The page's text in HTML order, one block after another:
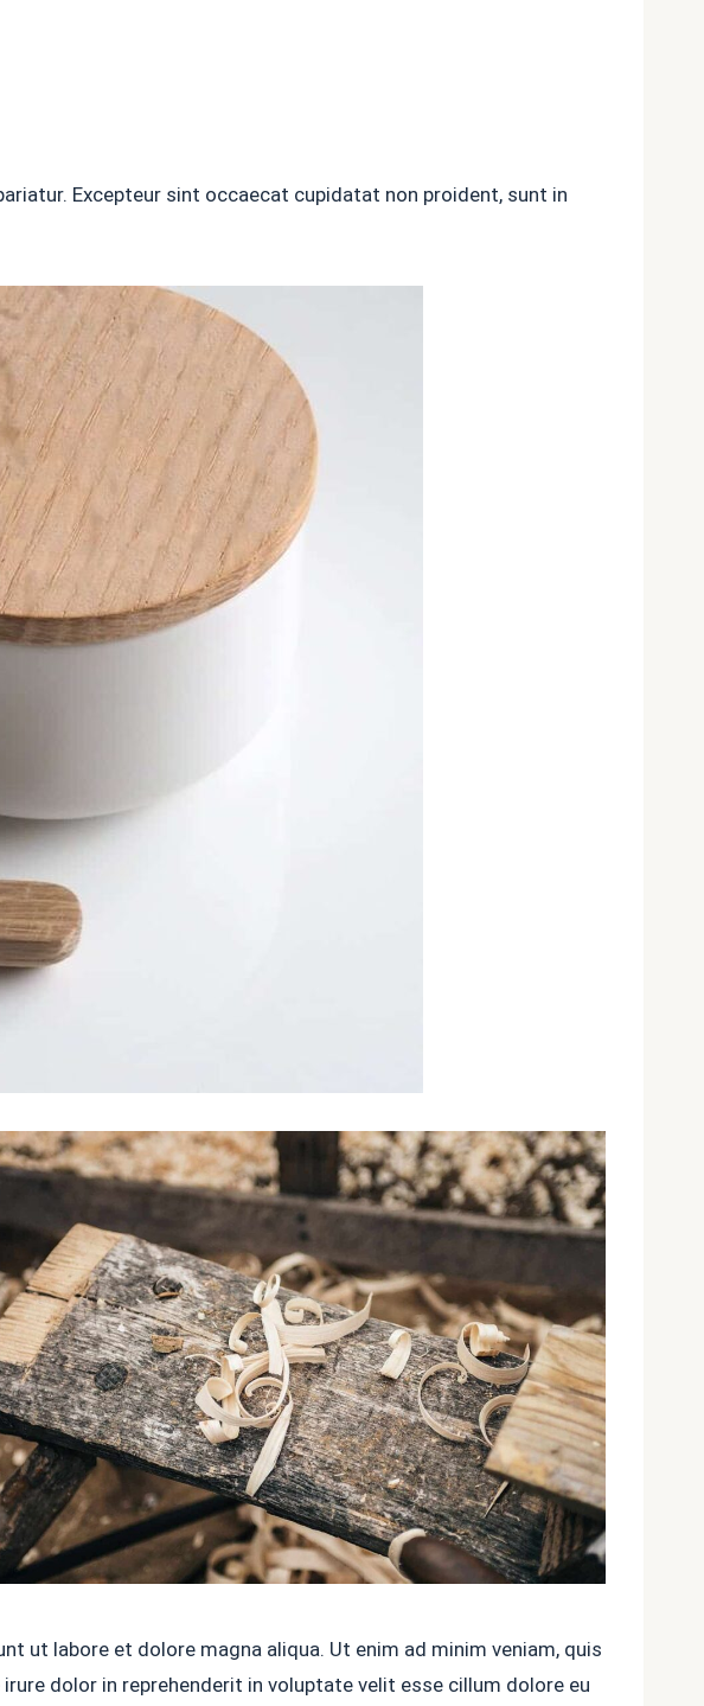
Excepteur sint occaecat cupidatat non proident, sunt in
ut labore et dolore magna aliqua. Ut enim ad minim veniam, quis
dolor in reprehenderit in voluptate velit esse cillum dolore eu